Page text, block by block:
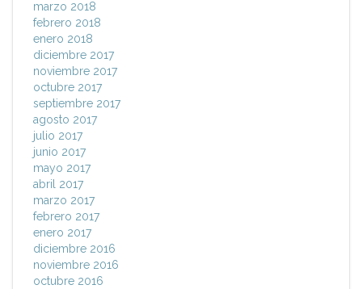
marzo 2018
febrero 2018
enero 2018
diciembre 2017
noviembre 2017
octubre 2017
septiembre 2017
agosto 2017
julio 2017
junio 2017
mayo 2017
abril 2017
marzo 2017
febrero 2017
enero 2017
diciembre 2016
noviembre 2016
octubre 2016